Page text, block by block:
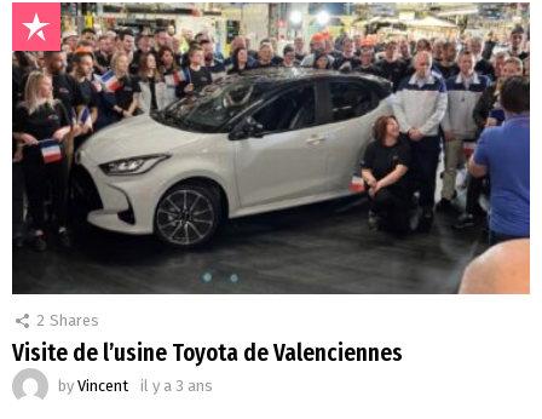
2 Shares
Visite de l’usine Toyota de Valenciennes
by Vincent il y a 3 ans